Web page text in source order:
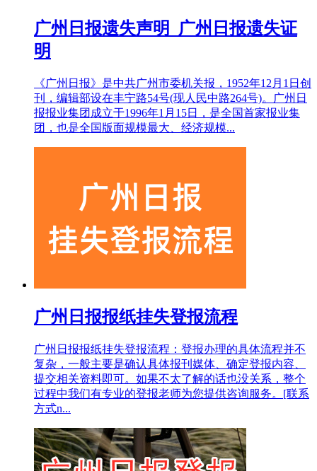
广州日报遗失声明_广州日报遗失证
明
《广州日报》是中共广州市委机关报，1952年12月1日创
刊，编辑部设在丰宁路54号(现人民中路264号)。广州日
报报业集团成立于1996年1月15日，是全国首家报业集
团，也是全国版面规模最大、经济规模...
广州日报报纸挂失登报流程
广州日报报纸挂失登报流程：登报办理的具体流程并不
复杂，一般主要是确认具体报刊媒体、确定登报内容、
提交相关资料即可。如果不太了解的话也没关系，整个
过程中我们有专业的登报老师为您提供咨询服务。[联系
方式n...